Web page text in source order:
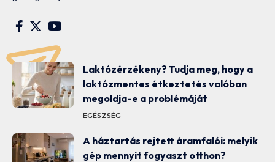
Laktózérzékeny? Tudja meg, hogy a
laktózmentes étkeztetés valóban
megoldja-e a problémáját
EGÉSZSÉG
A háztartás rejtett áramfalói: melyik
gép mennyit fogyaszt otthon?